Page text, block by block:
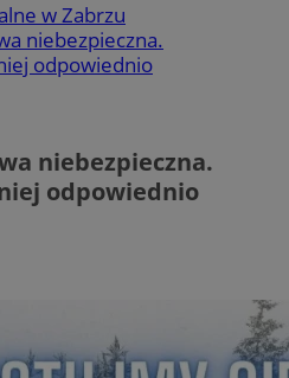
w Zabrzu
niebezpieczna.
odpowiednio
niebezpieczna.
odpowiednio